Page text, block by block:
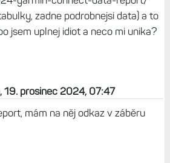
tlačítko Uložit je na reklamou,
je pod reklamou, tedy úplně
16:50
strava mivala rocni shrnuti -
tohle: https://www.garmin.com/en-
garmin-connect-data-report/